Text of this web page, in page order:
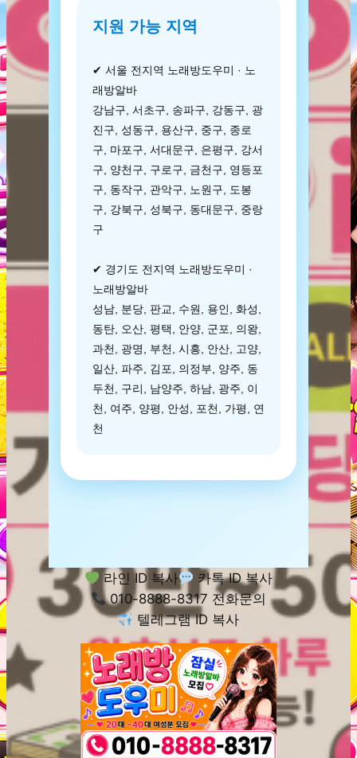
지원 가능 지역
✔ 서울 전지역 노래방도우미 · 노
래방알바
강남구, 서초구, 송파구, 강동구, 광
진구, 성동구, 용산구, 중구, 종로
구, 마포구, 서대문구, 은평구, 강서
구, 양천구, 구로구, 금천구, 영등포
구, 동작구, 관악구, 노원구, 도봉
구, 강북구, 성북구, 동대문구, 중랑
구
✔ 경기도 전지역 노래방도우미 ·
노래방알바
성남, 분당, 판교, 수원, 용인, 화성,
동탄, 오산, 평택, 안양, 군포, 의왕,
과천, 광명, 부천, 시흥, 안산, 고양,
일산, 파주, 김포, 의정부, 양주, 동
두천, 구리, 남양주, 하남, 광주, 이
천, 여주, 양평, 안성, 포천, 가평, 연
천
라인 ID 복사
카톡 ID 복사
010-8888-8317 전화문의
텔레그램 ID 복사